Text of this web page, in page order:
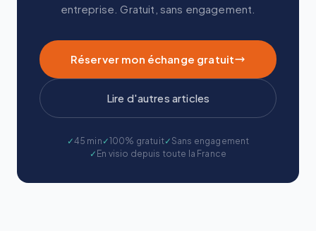
entreprise. Gratuit, sans engagement.
Réserver mon échange gratuit
Lire d'autres articles
✓45 min ✓100% gratuit✓ Sans engagement
✓ En visio depuis toute la France